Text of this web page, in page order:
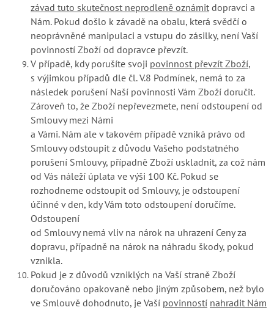
závad tuto skutečnost neprodleně oznámit dopravci a
Nám. Pokud došlo k závadě na obalu, která svědčí o
neoprávněné manipulaci a vstupu do zásilky, není Vaší
povinností Zboží od dopravce převzít.
V případě, kdy porušíte svoji povinnost převzít Zboží,
s výjimkou případů dle čl. V.8 Podmínek, nemá to za
následek porušení Naší povinnosti Vám Zboží doručit.
Zároveň to, že Zboží nepřevezmete, není odstoupení od
Smlouvy mezi Námi
a Vámi. Nám ale v takovém případě vzniká právo od
Smlouvy odstoupit z důvodu Vašeho podstatného
porušení Smlouvy, případně Zboží uskladnit, za což nám
od Vás náleží úplata ve výši 100 Kč. Pokud se
rozhodneme odstoupit od Smlouvy, je odstoupení
účinné v den, kdy Vám toto odstoupení doručíme.
Odstoupení
od Smlouvy nemá vliv na nárok na uhrazení Ceny za
dopravu, případně na nárok na náhradu škody, pokud
vznikla.
Pokud je z důvodů vzniklých na Vaší straně Zboží
doručováno opakovaně nebo jiným způsobem, než bylo
ve Smlouvě dohodnuto, je Vaší povinností nahradit Nám